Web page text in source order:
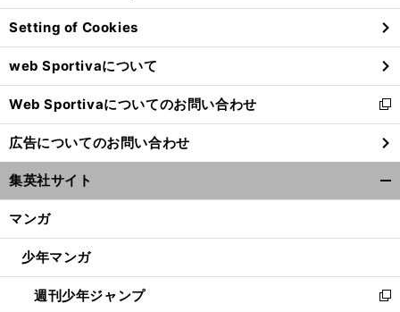
ン
ド
ウ
で
開
く
Setting of Cookies
web Sportivaについて
Web Sportivaについてのお問い合わせ
新
し
い
ウ
ィ
ン
ウ
開
く
広告についてのお問い合わせ
集英社サイト
マンガ
少年マンガ
週刊少年ジャンプ
新